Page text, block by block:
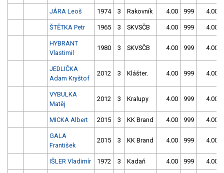
JÁRA Leoš 1974 3 Rakovník 4.00 999 4.00
ŠTĚTKA Petr 1965 3 SKVSČB 4.00 999 4.00
HYBRANT
Vlastimil
1980 3 SKVSČB 4.00 999 4.00
JEDLIČKA
Adam Kryštof
2012 3 Klášter. 4.00 999 4.00
VYBULKA
Matěj
2012 3 Kralupy 4.00 999 4.00
MICKA Albert 2015 3 KK Brand 4.00 999 4.00
GALA
František
2015 3 KK Brand 4.00 999 4.00
IŠLER Vladimír 1972 3 Kadaň 4.00 999 4.00